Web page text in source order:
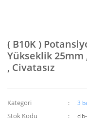
( B10K )
Yükseklik 25mm
, Civatasız
Kategori 3
Stok Kodu